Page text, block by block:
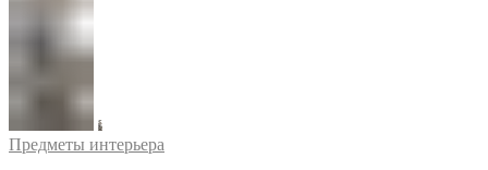
Предметы интерьера